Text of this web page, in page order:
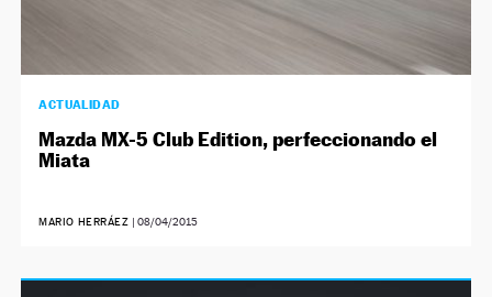
ACTUALIDAD
Mazda MX-5 Club Edition, perfeccionando el
Miata
MARIO HERRÁEZ | 08/04/2015